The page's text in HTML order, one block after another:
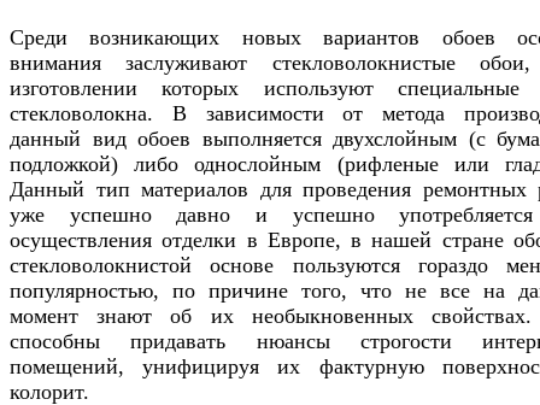
Среди возникающих новых вариантов обоев
внимания заслуживают стекловолокнистые
изготовлении которых используют специальные
стекловолокна. В зависимости от метода
данный вид обоев выполняется двухслойным (с
подложкой) либо однослойным (рифленые или
Данный тип материалов для проведения ремонтных
уже успешно давно и успешно
осуществления отделки в Европе, в нашей стране
стекловолокнистой основе пользуются гораздо
популярностью, по причине того, что не все на
момент знают об их необыкновенных
способны придавать нюансы строгости
помещений, унифицируя их фактурную
колорит.